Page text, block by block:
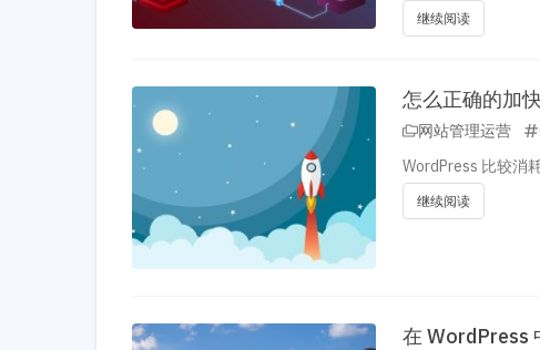
继续阅读
怎么正确的加
网站管理运营
WordPress 比较消
继续阅读
在 WordPress